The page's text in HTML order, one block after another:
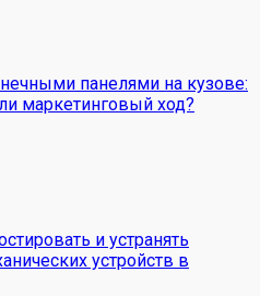
панелями на кузове:
маркетинговый ход?
и устранять
устройств в